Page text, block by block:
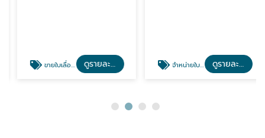
ขายใบเลื่อยอุตสาหกรรม ดูรายละเอียด จำหน่ายใบเลื่อยเครื่องจักรอุตสาหกรรม ดูรายละเอียด